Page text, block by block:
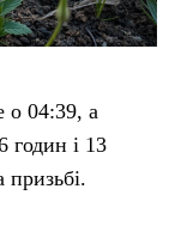
о 04:39, а
годин і 13